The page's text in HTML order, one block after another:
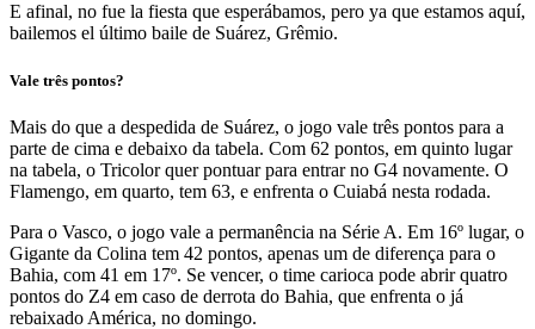
E afinal, no fue la fiesta que esperábamos, pero ya que estamos aquí,
bailemos el último baile de Suárez, Grêmio.
Vale três pontos?
Mais do que a despedida de Suárez, o jogo vale três pontos para a
parte de cima e debaixo da tabela. Com 62 pontos, em quinto lugar
na tabela, o Tricolor quer pontuar para entrar no G4 novamente. O
Flamengo, em quarto, tem 63, e enfrenta o Cuiabá nesta rodada.
Para o Vasco, o jogo vale a permanência na Série A. Em 16º lugar, o
Gigante da Colina tem 42 pontos, apenas um de diferença para o
Bahia, com 41 em 17º. Se vencer, o time carioca pode abrir quatro
pontos do Z4 em caso de derrota do Bahia, que enfrenta o já
rebaixado América, no domingo.